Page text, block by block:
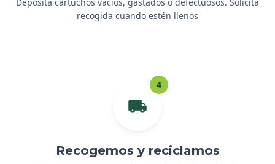
recogida cuando estén llenos
4
Recogemos y reciclamos